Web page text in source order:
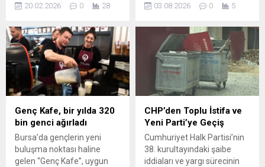
paylaşıldı. Gemlik Belediyesi
gerçekleştirilen programa;
Gemlik Kaymakamı Osman
Aslan Canbaba, Gemlik
Belediye Başkanı Şükrü
Deviren, Gemlik Ticaret
Borsası Başkanı Özden
Çakır ve yönetimi, belediye
başkan yardımcıları,
belediye meclis üyeleri,
siyasi partilerin ilçe
başkanları ile...
20.02.2026 0 28
dikkat etmek gerekiyor.
yüksek ısı ve nemin pek çok
şehirde konforu bozacağını
bildiriyor. NTV Meteoroloji
Editörü Dilek Çalışkan, bazı
bölgelerde geçmiş rekorların
görülebileceğini belirtti ve
vatandaşları önlem almaya
çağırdı. Beklenen Hava ve
Yangın Riski...
03.08.2026 0 5
Genç Kafe, bir yılda 320
bin genci ağırladı
Bursa’da gençlerin yeni
buluşma noktası haline
gelen “Genç Kafe”, uygun
CHP’den Toplu İstifa ve
Yeni Parti’ye Geçiş
Cumhuriyet Halk Partisi’nin
38. kurultayındaki şaibe
iddiaları ve yargı sürecinin